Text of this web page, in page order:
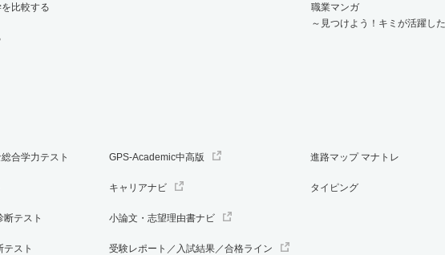
比較する
職業マンガ
～見つけよう！キミが活躍し
合学力テスト
断テスト
テスト
GPS-Academic中高版
キャリアナビ
小論文・志望理由書ナビ
受験レポート／入試結果／合格ライン
進路マップ マナトレ
タイピング